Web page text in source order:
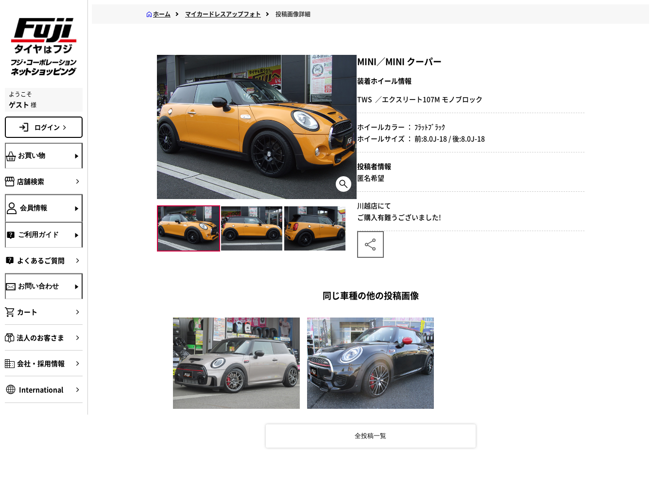
ようこそ
ゲスト 様
ログイン
お買い物
店舗検索
会員情報
ご利用ガイド
よくあるご質問
お問い合わせ
カート
法人のお客さま
会社・採用情報
International
ホーム マイカードレスアップフォト 投稿画像詳細
MINI／MINI クーパー
装着ホイール情報
TWS ／エクスリート107M モノブロック
ホイールカラー ： ﾌﾗｯﾄﾌﾞﾗｯｸ
ホイールサイズ ： 前:8.0J-18 / 後:8.0J-18
投稿者情報
匿名希望
川越店にて
ご購入有難うございました!
同じ車種の他の投稿画像
全投稿一覧